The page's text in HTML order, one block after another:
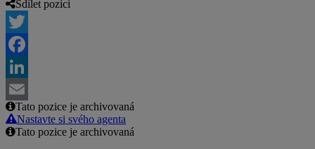
Sdílet pozici
Twitter
Facebook
LinkedIn
Email
Tato pozice je archivovaná
Nastavte si svého agenta
Tato pozice je archivovaná